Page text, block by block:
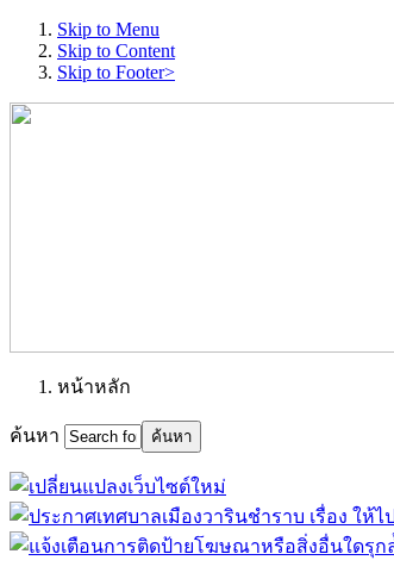
Skip to Menu
Skip to Content
Skip to Footer>
หน้าหลัก
ค้นหา